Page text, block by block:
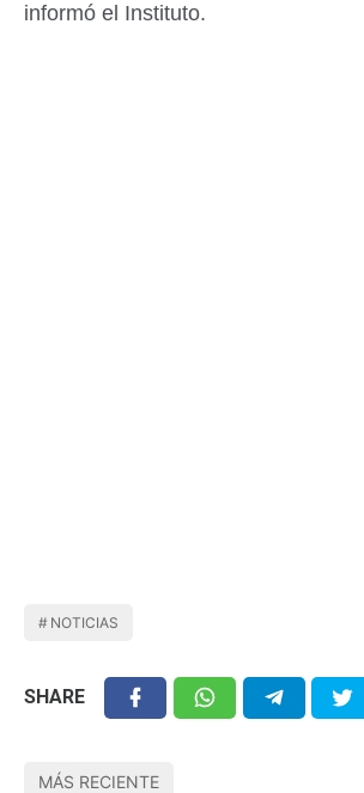
informó el Instituto.
NOTICIAS
SHARE
MÁS RECIENTE